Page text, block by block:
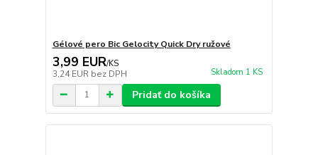
Gélové pero Bic Gelocity Quick Dry ružové
3,99 EUR/KS
3,24 EUR bez DPH Skladom 1 KS
Pridať do košíka